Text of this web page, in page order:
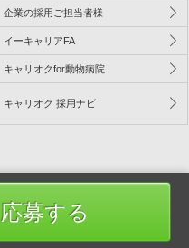
応募する
企業の採用ご担当者様
イーキャリアFA
キャリオクfor動物病院
キャリオク 採用ナビ